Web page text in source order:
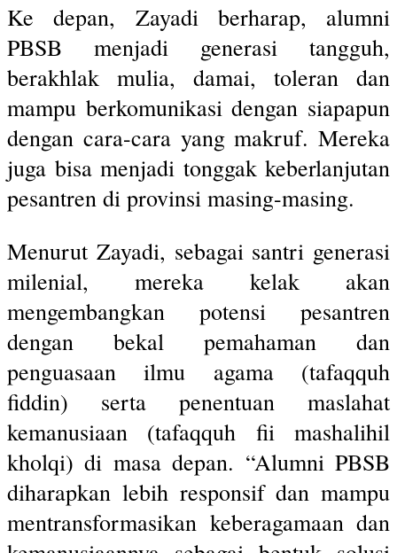
Ke depan, Zayadi berharap, alumni
PBSB menjadi generasi tangguh,
berakhlak mulia, damai, toleran dan
mampu berkomunikasi dengan siapapun
dengan cara-cara yang makruf. Mereka
juga bisa menjadi tonggak keberlanjutan
pesantren di provinsi masing-masing.
Menurut Zayadi, sebagai santri generasi
milenial, mereka kelak akan
mengembangkan potensi pesantren
dengan bekal pemahaman dan
penguasaan ilmu agama (tafaqquh
fiddin) serta penentuan maslahat
kemanusiaan (tafaqquh fii mashalihil
kholqi) di masa depan. “Alumni PBSB
diharapkan lebih responsif dan mampu
mentransformasikan keberagamaan dan